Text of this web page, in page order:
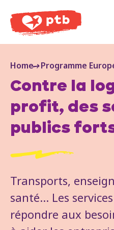
PTB
Home Programme
Contre la
profit, des
publics
Transports,
santé... Les
répondre aux